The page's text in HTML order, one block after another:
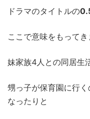
ドラマのタイトルの
ここで意味をもってき
妹家族4人との同居生
甥っ子が保育園に行
なったりと